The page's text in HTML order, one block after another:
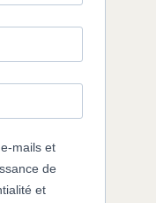
mails et
de
et